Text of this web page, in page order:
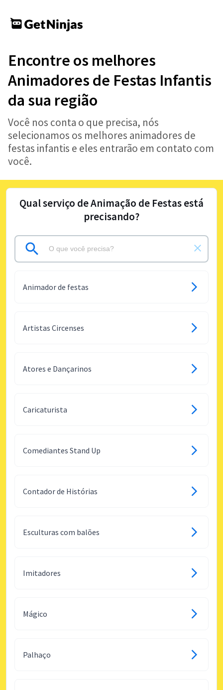
Encontre os melhores
Animadores de Festas Infantis
da sua região
Você nos conta o que precisa, nós
selecionamos os melhores animadores de
festas infantis e eles entrarão em contato com
você.
Qual serviço de Animação de Festas está
precisando?
Animador de festas
Artistas Circenses
Atores e Dançarinos
Caricaturista
Comediantes Stand Up
Contador de Histórias
Esculturas com balões
Imitadores
Mágico
Palhaço